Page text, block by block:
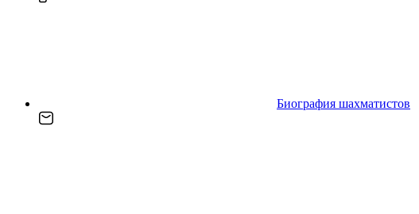
Биография шахматистов